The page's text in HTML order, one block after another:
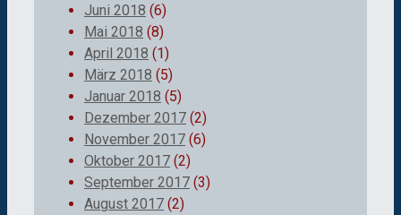
Juni 2018 (6)
Mai 2018 (8)
April 2018 (1)
März 2018 (5)
Januar 2018 (5)
Dezember 2017 (2)
November 2017 (6)
Oktober 2017 (2)
September 2017 (3)
August 2017 (2)